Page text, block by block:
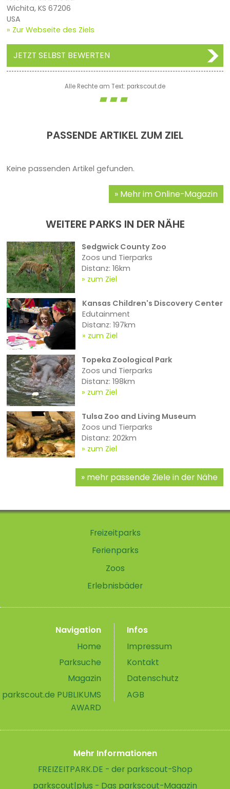
Wichita, KS 67206
USA
» Zur Webseite des Ziels
JETZT SELBST BEWERTEN
Alle Rechte am Text: parkscout.de
PASSENDE ARTIKEL ZUM ZIEL
Keine passenden Artikel gefunden.
Mehr im Online-Magazin
WEITERE PARKS IN DER NÄHE
Sedgwick County Zoo
Zoos und Tierparks
Distanz: 16km
zum Ziel
Kansas Children's Discovery Center
Edutainment
Distanz: 197km
zum Ziel
Topeka Zoological Park
Zoos und Tierparks
Distanz: 198km
zum Ziel
Tulsa Zoo and Living Museum
Zoos und Tierparks
Distanz: 202km
zum Ziel
mehr passende Ziele in der Nähe
Freizeitparks
Ferienparks
Zoos
Erlebnisbäder
Navigation
Home
Parksuche
Magazin
parkscout.de PUBLIKUMS
AWARD
Infos
Impressum
Kontakt
Datenschutz
AGB
Mehr Informationen
FREIZEITPARK.DE - der parkscout-Shop
parkscout|plus - Das parkscout-Magazin